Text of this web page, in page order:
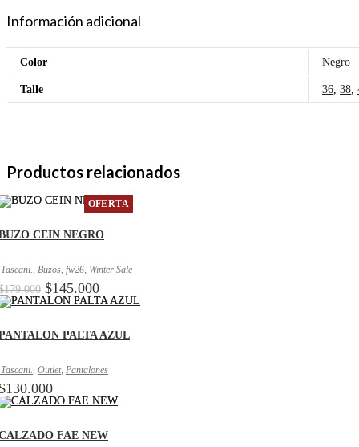
Información adicional
Color Negro
Talle 36 38
Productos relacionados
OFERTA
CEIN NEGRO
Buzos fw26 Winter Sale
179.000 El
precio
era:
$179.000.
$145.000El
precio
es:
$145.000.
PALTA AZUL
Outlet, Pantalones
130.000
FAE NEW